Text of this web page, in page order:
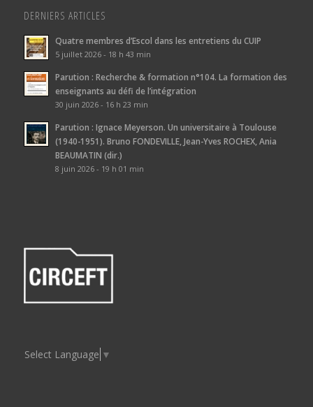
DERNIERS ARTICLES
Quatre membres d’Escol dans les entretiens du CUIP
5 juillet 2026 - 18 h 43 min
Parution : Recherche & formation n°104. La formation des
enseignants au défi de l’intégration
30 juin 2026 - 16 h 23 min
Parution : Ignace Meyerson. Un universitaire à Toulouse
(1940-1951). Bruno FONDEVILLE, Jean-Yves ROCHEX, Ania
BEAUMATIN (dir.)
8 juin 2026 - 19 h 01 min
Select Language ▼